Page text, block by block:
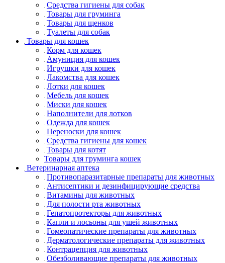
Средства гигиены для собак
Товары для груминга
Товары для щенков
Туалеты для собак
Товары для кошек
Корм для кошек
Амуниция для кошек
Игрушки для кошек
Лакомства для кошек
Лотки для кошек
Мебель для кошек
Миски для кошек
Наполнители для лотков
Одежда для кошек
Переноски для кошек
Средства гигиены для кошек
Товары для котят
Товары для груминга кошек
Ветеринарная аптека
Противопаразитарные препараты для животных
Антисептики и дезинфицирующие средства
Витамины для животных
Для полости рта животных
Гепатопротекторы для животных
Капли и лосьоны для ушей животных
Гомеопатические препараты для животных
Дерматологические препараты для животных
Контрацепция для животных
Обезболивающие препараты для животных